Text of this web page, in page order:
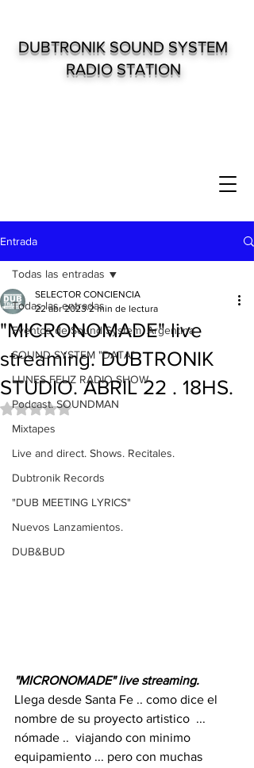
DUBTRONIK SOUND SYSTEM
RADIO STATION
Entrada
Todas las entradas
Eventos de Sound System. Argentina
SOUND SYSTEM "DATA"
LUNES FELIZ RADIO SHOW
Podcast. SOUNDMAN
Mixtapes
Live and direct. Shows. Recitales.
Dubtronik Records
"DUB MEETING LYRICS"
Nuevos Lanzamientos.
DUB&BUD
Todas las entradas
"MICRONOMADE" live
streaming. DUBTRONIK
STUDIO. ABRIL 22 . 18HS.
SELECTOR CONCIENCIA
22 abr 2023 2 min de lectura
Obtuvo NaN de 5 estrellas.
"MICRONOMADE" live streaming.
Llega desde Santa Fe .. como dice el
nombre de su proyecto artistico  ...
nómade ..  viajando con minimo
equipamiento ... pero con muchas